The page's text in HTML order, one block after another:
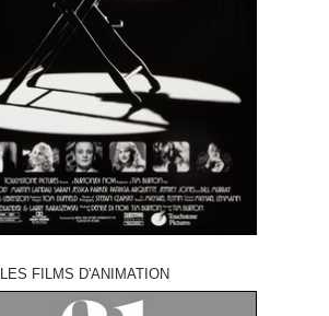
LES FILMS D'ANIMATION